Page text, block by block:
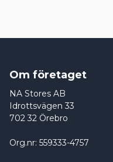
Om företaget
NA Stores AB
Idrottsvägen 33
702 32 Örebro
Org.nr: 559333-4757